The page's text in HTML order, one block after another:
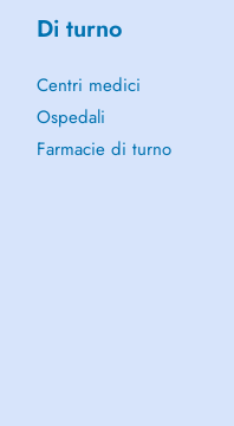
Di turno
Centri medici
Ospedali
Farmacie di turno